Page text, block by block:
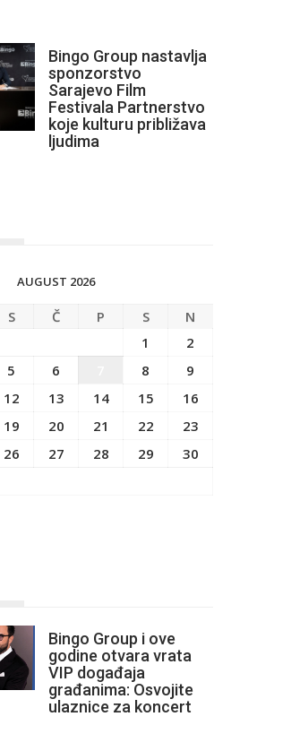
Bingo Group nastavlja
sponzorstvo
Sarajevo Film
Festivala Partnerstvo
koje kulturu približava
ljudima
AUGUST 2026
S Č P S
N
1
2
5 6 8
9
12 13 14 15
16
19 20 21 22
23
26 27 28 29
30
Bingo Group i ove
godine otvara vrata
VIP događaja
građanima: Osvojite
ulaznice za koncert